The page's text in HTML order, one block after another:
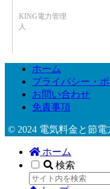
KING電力管理
人
ホーム
プライバシー・
お問い合わせ
免責事項
© 2024 電気料金と節電
ホーム
検索